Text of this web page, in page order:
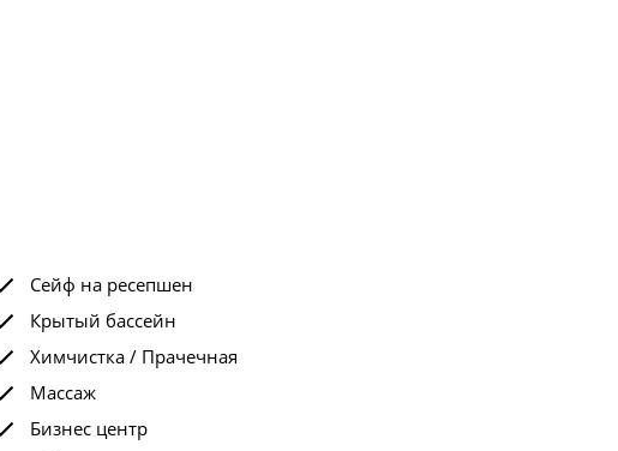
Сейф на ресепшен
Крытый бассейн
Химчистка / Прачечная
Массаж
Бизнес центр